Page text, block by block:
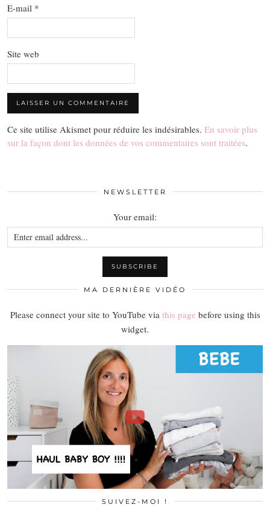
E-mail *
Site web
Ce site utilise Akismet pour réduire les indésirables. En savoir plus
sur la façon dont les données de vos commentaires sont traitées.
NEWSLETTER
Your email:
MA DERNIÈRE VIDÉO
Please connect your site to YouTube via this page before using this
widget.
SUIVEZ-MOI !